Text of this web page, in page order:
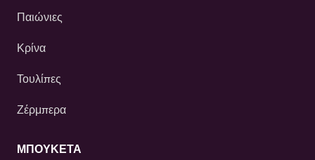
Παιώνιες
Κρίνα
Τουλίπες
Ζέρμπερα
ΜΠΟΥΚΕΤΑ